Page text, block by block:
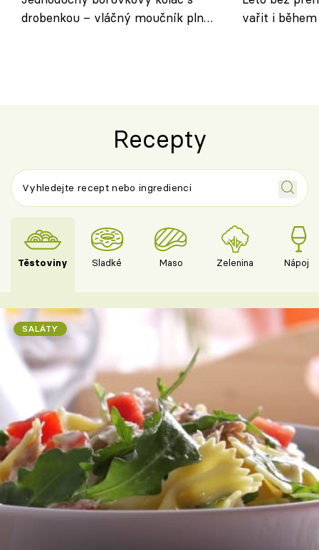
drobenkou – vláčný moučník plný
vařit i
Recepty
Těstoviny Sladké Maso Zelenina Nápoje
SALÁTY